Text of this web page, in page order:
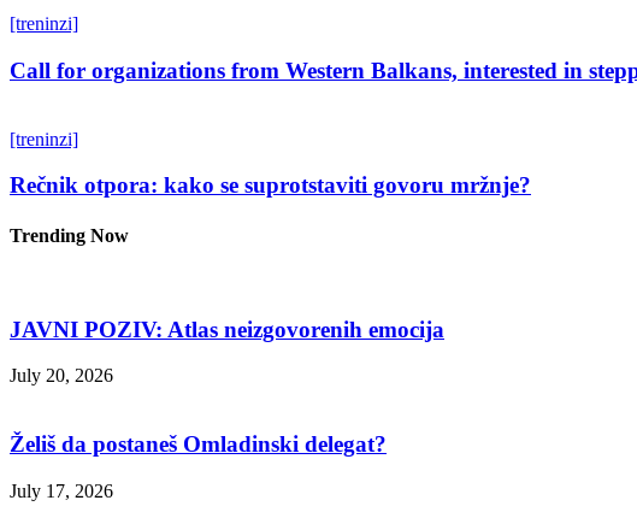
[treninzi]
Call for organizations from Western Balkans, interested in
[treninzi]
Rečnik otpora: kako se suprotstaviti govoru mržnje?
Trending Now
JAVNI POZIV: Atlas neizgovorenih emocija
July 20, 2026
Želiš da postaneš Omladinski delegat?
July 17, 2026